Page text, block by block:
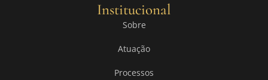
Institucional
Sobre
Atuação
Processos